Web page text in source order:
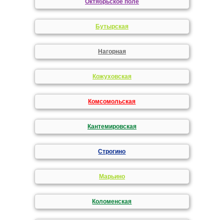
Октябрьское поле
Бутырская
Нагорная
Кожуховская
Комсомольская
Кантемировская
Строгино
Марьино
Коломенская